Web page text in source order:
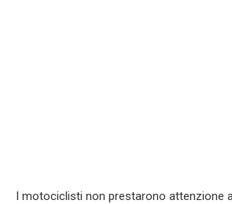
I motociclisti non prestarono attenzione